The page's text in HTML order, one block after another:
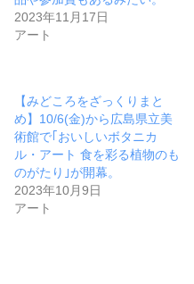
2023年11月17日
アート
【みどころをざっくりまと
め】10/6(金)から広島県立美
術館で｢おいしいボタニカ
ル・アート 食を彩る植物のも
のがたり｣が開幕。
2023年10月9日
アート